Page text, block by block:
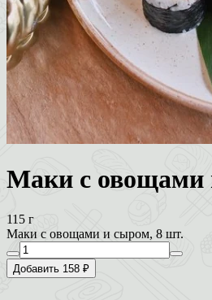
Маки с овощами
115 г
Маки с овощами и сыром, 8 шт.
Добавить 158 ₽